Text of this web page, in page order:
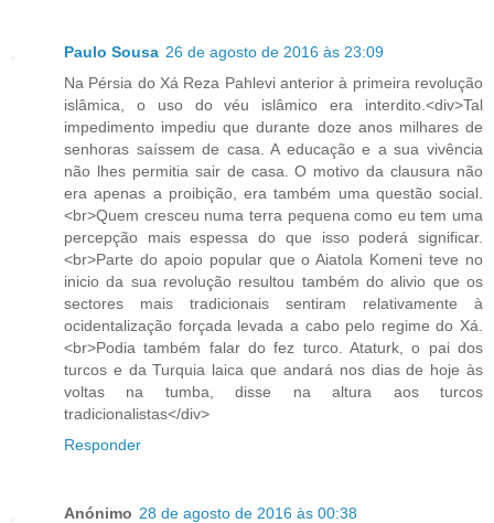
Paulo Sousa 26 de agosto de 2016 às 23:09
Na Pérsia do Xá Reza Pahlevi anterior à primeira revolução
islâmica, o uso do véu islâmico era interdito.<div>Tal
impedimento impediu que durante doze anos milhares de
senhoras saíssem de casa. A educação e a sua vivência
não lhes permitia sair de casa. O motivo da clausura não
era apenas a proibição, era também uma questão social.
<br>Quem cresceu numa terra pequena como eu tem uma
percepção mais espessa do que isso poderá significar.
<br>Parte do apoio popular que o Aiatola Komeni teve no
inicio da sua revolução resultou também do alivio que os
sectores mais tradicionais sentiram relativamente à
ocidentalização forçada levada a cabo pelo regime do Xá.
<br>Podia também falar do fez turco. Ataturk, o pai dos
turcos e da Turquia laica que andará nos dias de hoje às
voltas na tumba, disse na altura aos turcos
tradicionalistas</div>
Responder
Anónimo 28 de agosto de 2016 às 00:38